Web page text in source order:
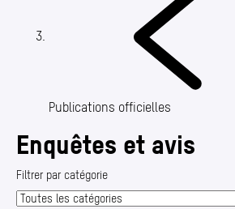
Publications officielles
Enquêtes et avis
Filtrer par catégorie